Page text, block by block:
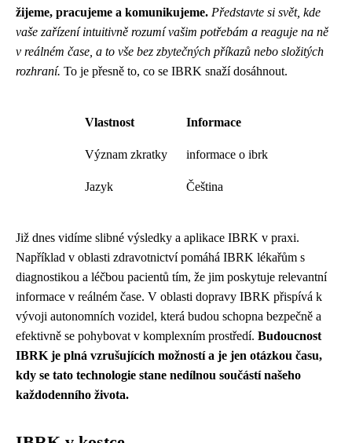
žijeme, pracujeme a komunikujeme. Představte si svět, kde
vaše zařízení intuitivně rozumí vašim potřebám a reaguje na ně
v reálném čase, a to vše bez zbytečných příkazů nebo složitých
rozhraní. To je přesně to, co se IBRK snaží dosáhnout.
Vlastnost Informace
Význam zkratky informace o ibrk
Jazyk Čeština
Již dnes vidíme slibné výsledky a aplikace IBRK v praxi.
Například v oblasti zdravotnictví pomáhá IBRK lékařům s
diagnostikou a léčbou pacientů tím, že jim poskytuje relevantní
informace v reálném čase. V oblasti dopravy IBRK přispívá k
vývoji autonomních vozidel, která budou schopna bezpečně a
efektivně se pohybovat v komplexním prostředí. Budoucnost
IBRK je plná vzrušujících možností a je jen otázkou času,
kdy se tato technologie stane nedílnou součástí našeho
každodenního života.